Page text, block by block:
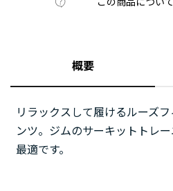
概要
リラックスして履けるルーズ
ンツ。ジムのサーキットトレ
最適です。